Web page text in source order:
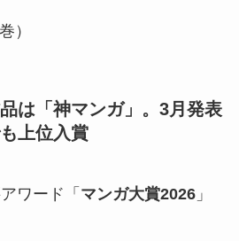
）
は「神マンガ」。3月発表
上位入賞
ワード「 マンガ大賞2026」